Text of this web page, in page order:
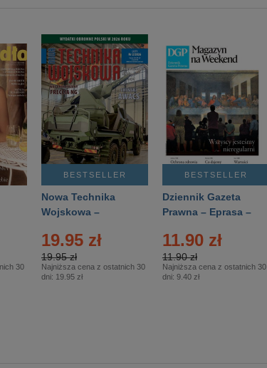
30
BESTSELLER
Nowa Technika
Wojskowa –
19.95 zł
19.95 zł
Najniższa cena z ostatnich 30
dni: 19.95 zł
BESTSELLER
Dziennik Gazeta
Prawna – Eprasa –
11.90 zł
11.90 zł
Najniższa cena z ostatnich 30
dni: 9.40 zł